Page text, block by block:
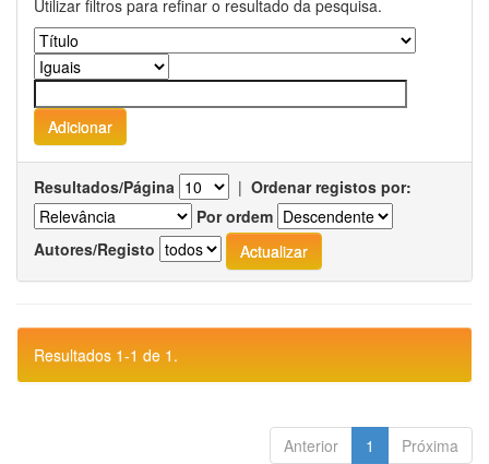
Utilizar filtros para refinar o resultado da pesquisa.
Resultados/Página | Ordenar registos por:
Por ordem
Autores/Registo
Resultados 1-1 de 1.
Anterior 1 Próxima